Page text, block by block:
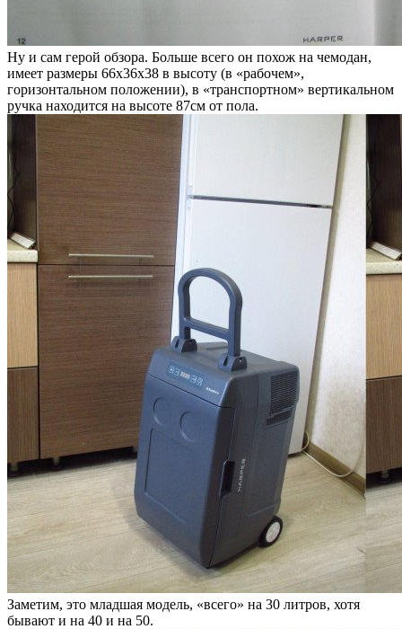
Ну и сам герой обзора. Больше всего он похож на чемодан,
имеет размеры 66х36х38 в высоту (в «рабочем»,
горизонтальном положении), в «транспортном» вертикальном
ручка находится на высоте 87см от пола.
Заметим, это младшая модель, «всего» на 30 литров, хотя
бывают и на 40 и на 50.